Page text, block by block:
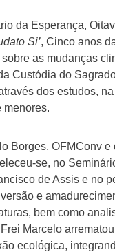
da Esperança,
Si’, Cinco anos
as mudanças
Custódia do
dos estudos,
menores.
Borges, OFMConv
se, no
de Assis e no
e
bem como
Marcelo
ecológica,